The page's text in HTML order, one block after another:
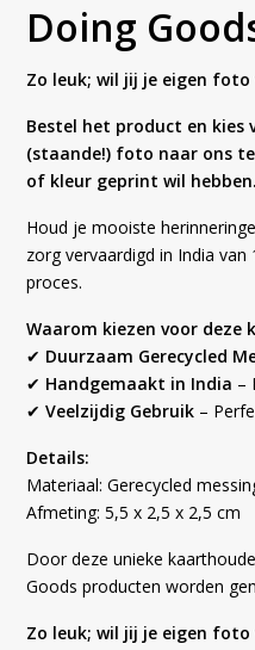
Doing
Zo leuk; wil jij je eigen
Bestel het product en
(staande!) foto naar ons
of kleur geprint wil hebben.
Houd je mooiste
zorg vervaardigd in India
proces.
Waarom kiezen voor deze
✔ Duurzaam Gerecycled
✔ Handgemaakt in India –
✔ Veelzijdig Gebruik –
Details:
Materiaal: Gerecycled
Afmeting: 5,5 x 2,5 x 2,5 cm
Door deze unieke
Goods producten worden
Zo leuk; wil jij je eigen